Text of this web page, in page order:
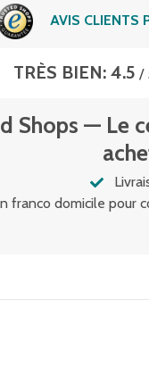
AVIS CLIENTS
TRÈS BIEN: 4.5 /
Shops — Le
franco domicile pour